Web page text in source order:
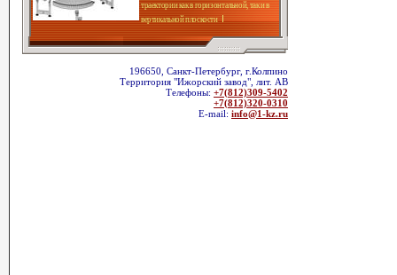
траектории как в горизонтальной, так и в
вертикальной плоскости
196650, Санкт-Петербург, г.Колпино
Территория "Ижорский завод", лит. АВ
Телефоны: +7(812)309-5402
+7(812)320-0310
E-mail: info@1-kz.ru